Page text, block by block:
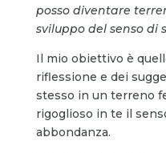
posso diventare
sviluppo del senso di
Il mio obiettivo è
riflessione e dei
stesso in un terreno
rigoglioso in te il
abbondanza.